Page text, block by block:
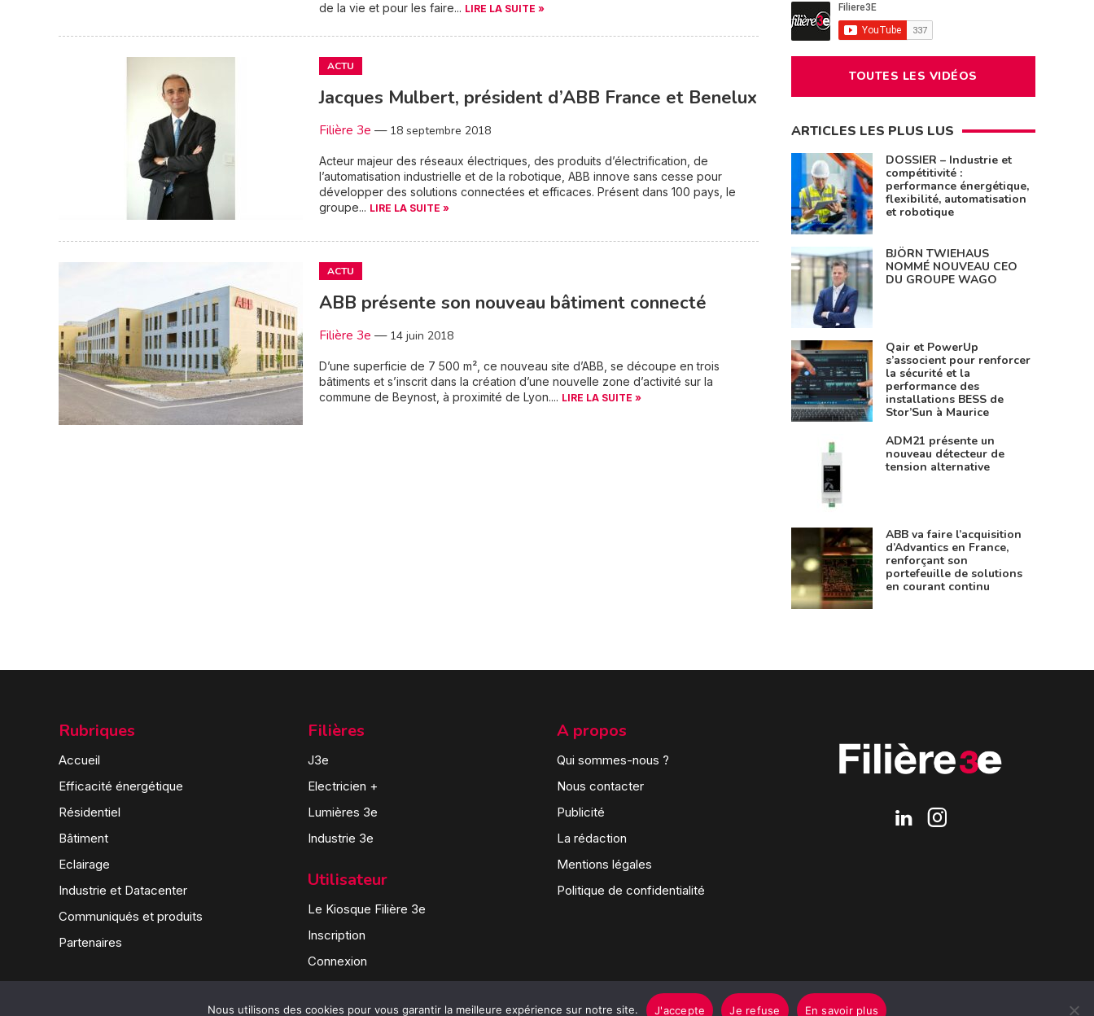
de la vie et pour les faire... LIRE LA SUITE »
ACTU
Jacques Mulbert, président d’ABB France et Benelux
Filière 3e — 18 septembre 2018
Acteur majeur des réseaux électriques, des produits d’électrification, de
l’automatisation industrielle et de la robotique, ABB innove sans cesse pour
développer des solutions connectées et efficaces. Présent dans 100 pays, le
groupe... LIRE LA SUITE »
ACTU
ABB présente son nouveau bâtiment connecté
Filière 3e — 14 juin 2018
D’une superficie de 7 500 m², ce nouveau site d’ABB, se découpe en trois
bâtiments et s’inscrit dans la création d’une nouvelle zone d’activité sur la
commune de Beynost, à proximité de Lyon.... LIRE LA SUITE »
TOUTES LES VIDÉOS
ARTICLES LES PLUS LUS
DOSSIER – Industrie et
compétitivité :
performance énergétique,
flexibilité, automatisation
et robotique
BJÖRN TWIEHAUS
NOMMÉ NOUVEAU CEO
DU GROUPE WAGO
Qair et PowerUp
s’associent pour renforcer
la sécurité et la
performance des
installations BESS de
Stor’Sun à Maurice
ADM21 présente un
nouveau détecteur de
tension alternative
ABB va faire l’acquisition
d’Advantics en France,
renforçant son
portefeuille de solutions
en courant continu
Rubriques
Accueil
Efficacité énergétique
Résidentiel
Bâtiment
Eclairage
Industrie et Datacenter
Communiqués et produits
Partenaires
Filières
J3e
Electricien +
Lumières 3e
Industrie 3e
Utilisateur
Le Kiosque Filière 3e
Inscription
Connexion
A propos
Qui sommes-nous ?
Nous contacter
Publicité
La rédaction
Mentions légales
Politique de confidentialité
Nous utilisons des cookies pour vous garantir la meilleure expérience sur notre site. J'accepte Je refuse En savoir plus